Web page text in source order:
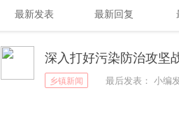
最新发表 最新回复
深入打好污染防治攻坚
最后发表： 小编